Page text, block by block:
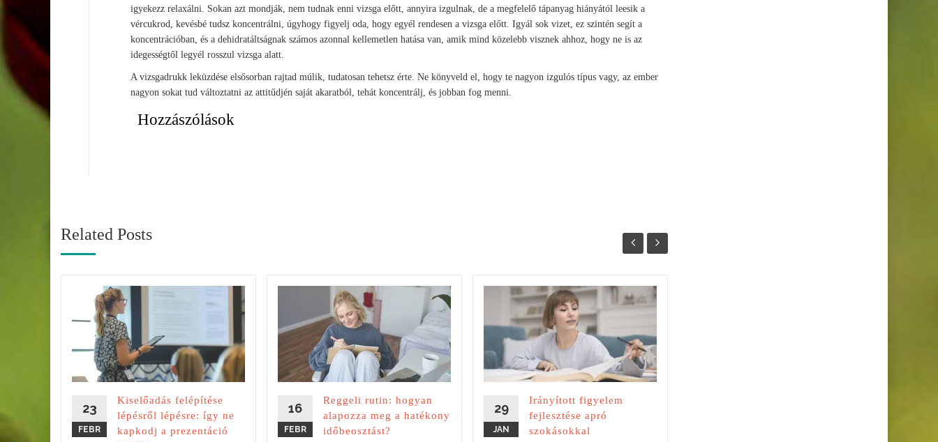
igyekezz relaxálni. Sokan azt mondják, nem tudnak enni vizsga előtt, annyira izgulnak, de a megfelelő tápanyag hiányától leesik a
vércukrod, kevésbé tudsz koncentrálni, úgyhogy figyelj oda, hogy egyél rendesen a vizsga előtt. Igyál sok vizet, ez szintén segít a
koncentrációban, és a dehidratáltságnak számos azonnal kellemetlen hatása van, amik mind közelebb visznek ahhoz, hogy ne is az
idegességtől legyél rosszul vizsga alatt.
A vizsgadrukk leküzdése elsősorban rajtad múlik, tudatosan tehetsz érte. Ne könyveld el, hogy te nagyon izgulós típus vagy, az ember
nagyon sokat tud változtatni az attitűdjén saját akaratból, tehát koncentrálj, és jobban fog menni.
Hozzászólások
Related Posts
23
FEBR
Kiselőadás felépítése
lépésről lépésre: így ne
kapkodj a prezentáció
16
FEBR
Reggeli rutin: hogyan
alapozza meg a hatékony
időbeosztást?
29
JAN
Irányított figyelem
fejlesztése apró
szokásokkal